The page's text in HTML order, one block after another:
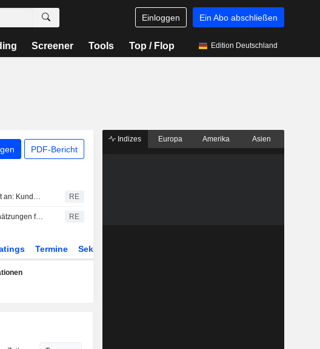
Einloggen Ein Abo abschließen
Screener Tools Top / Flop Edition Deutschland
PDF-Bericht
Ralph-Lauren-Aktie springt an: Kunden in Asien und Nordamerika sorgen für Umsatz-Überraschung RE
Ralph Lauren übertrifft Schätzungen für den Quartalsumsatz RE
Termine Sektor
Indizes Europa Amerika Asien